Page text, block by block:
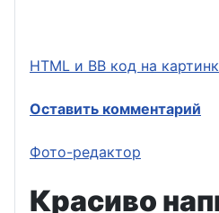
HTML и BB код на
Оставить комментарий
Фото-редактор
Красиво